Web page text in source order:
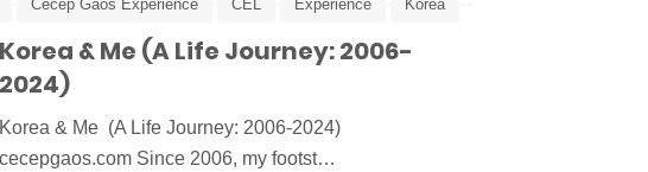
Cecep Gaos Experience CEL Experience Korea
Artha Karawang Stories
Korea & Me (A Life Journey: 2006-
2024)
Korea & Me (A Life Journey: 2006-2024)
cecepgaos.com Since 2006, my footst…